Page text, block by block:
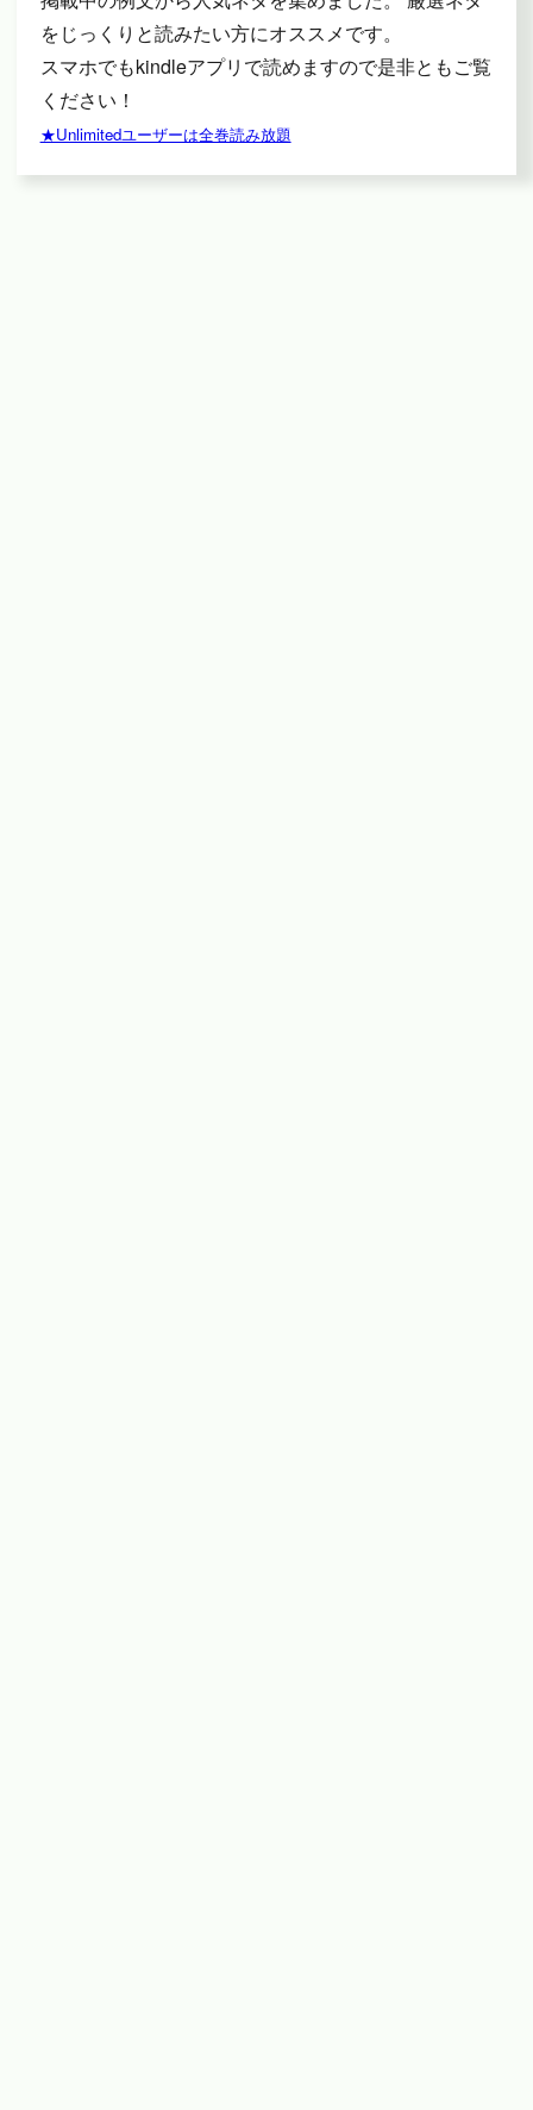
をじっくりと読みたい方にオススメです。
スマホでもkindleアプリで読めますので是非ともご覧
ください！
★Unlimitedユーザーは全巻読み放題